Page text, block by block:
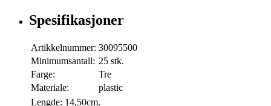
Spesifikasjoner
Artikkelnummer: 30095500
Minimumsantall: 25 stk.
Farge:
Tre
Materiale:
plastic
Lengde: 14,50cm.